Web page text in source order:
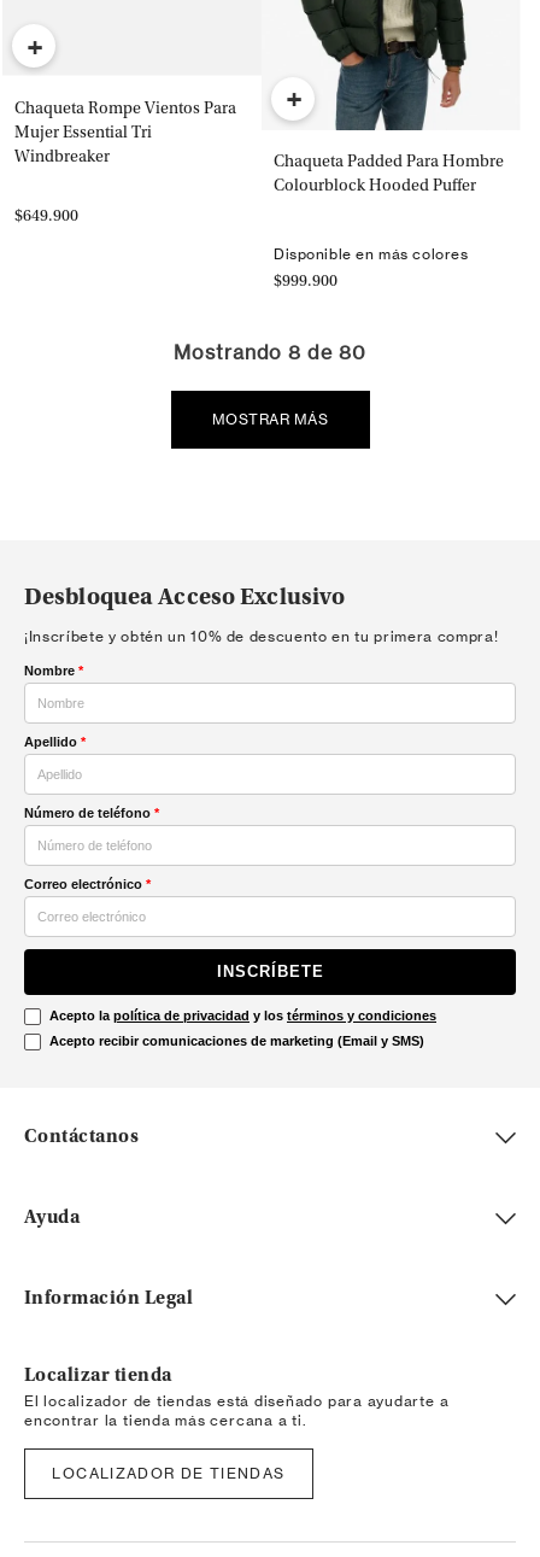
+
Chaqueta Rompe Vientos Para
Mujer Essential Tri
Windbreaker
$649.900
+
Chaqueta Padded Para Hombre
Colourblock Hooded Puffer
Disponible en más colores
$999.900
Mostrando8 de 80
MOSTRAR MÁS
Desbloquea Acceso Exclusivo
¡Inscríbete y obtén un 10% de descuento en tu primera compra!
Nombre *
Apellido *
Número de teléfono *
Correo electrónico *
INSCRÍBETE
Acepto la política de privacidad y los términos y condiciones
Acepto recibir comunicaciones de marketing (Email y SMS)
Contáctanos
Ayuda
Información Legal
Localizar tienda
El localizador de tiendas está diseñado para ayudarte a
encontrar la tienda más cercana a ti.
LOCALIZADOR DE TIENDAS